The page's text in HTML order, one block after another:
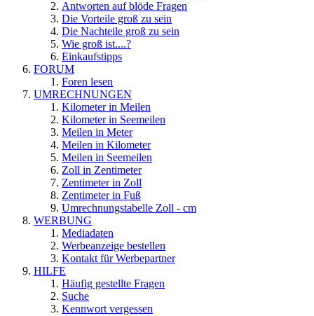
Antworten auf blöde Fragen
Die Vorteile groß zu sein
Die Nachteile groß zu sein
Wie groß ist....?
Einkaufstipps
FORUM
Foren lesen
UMRECHNUNGEN
Kilometer in Meilen
Kilometer in Seemeilen
Meilen in Meter
Meilen in Kilometer
Meilen in Seemeilen
Zoll in Zentimeter
Zentimeter in Zoll
Zentimeter in Fuß
Umrechnungstabelle Zoll - cm
WERBUNG
Mediadaten
Werbeanzeige bestellen
Kontakt für Werbepartner
HILFE
Häufig gestellte Fragen
Suche
Kennwort vergessen